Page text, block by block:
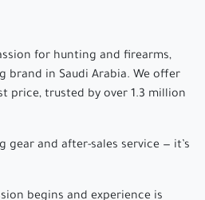
for hunting and firearms,
brand in Saudi Arabia. We offer
price, trusted by over 1.3 million
gear and after-sales service — it’s
begins and experience is